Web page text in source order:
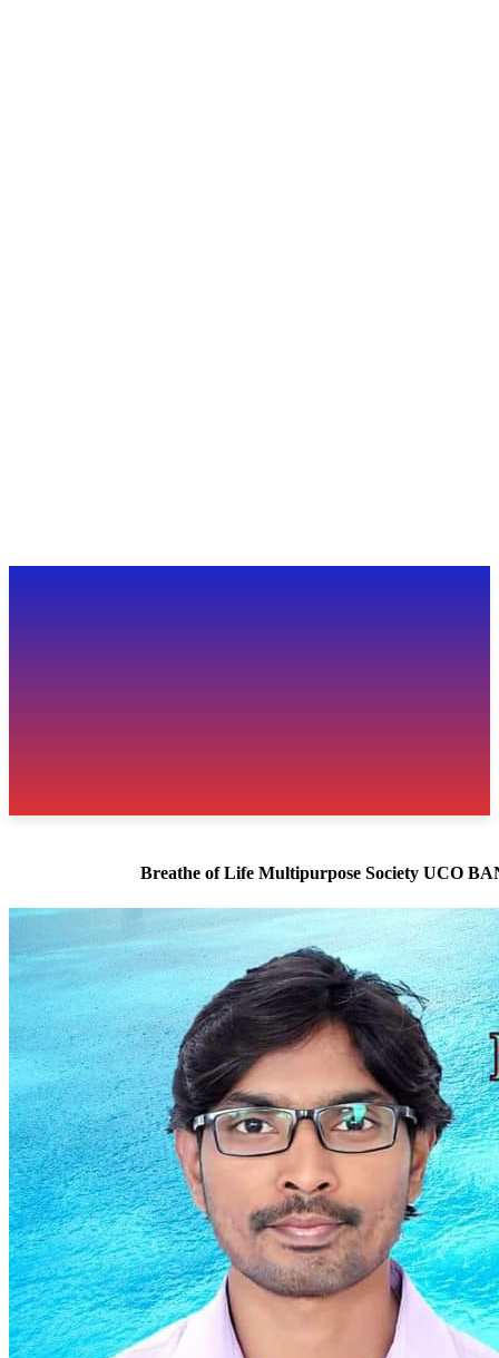
Breathe of Life Multipurpose Society UCO